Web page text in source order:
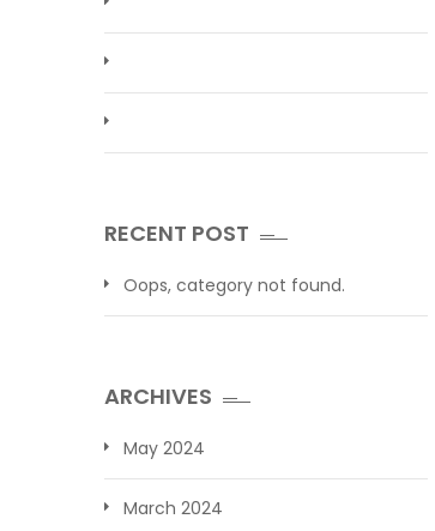
RECENT POST
Oops, category not found.
ARCHIVES
May 2024
March 2024